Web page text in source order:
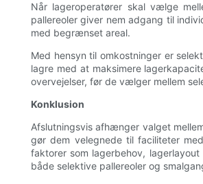
Når lageroperatører skal vælge
pallereoler giver nem adgang til
med begrænset areal.
Med hensyn til omkostninger er
lagre med at maksimere
overvejelser, før de vælger mellem
Konklusion
Afslutningsvis afhænger valget
gør dem velegnede til faciliteter
faktorer som lagerbehov,
både selektive pallereoler og